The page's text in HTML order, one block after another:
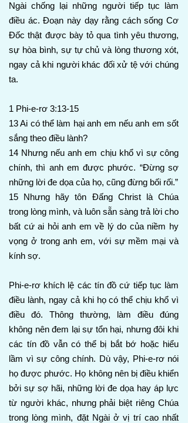
Ngài chống lại những người tiếp tục làm
điều ác. Đoạn này dạy rằng cách sống Cơ
Đốc thật được bày tỏ qua tình yêu thương,
sự hòa bình, sự tự chủ và lòng thương xót,
ngay cả khi người khác đối xử tệ với chúng
ta.
1 Phi-e-rơ 3:13-15
13 Ai có thể làm hại anh em nếu anh em sốt
sắng theo điều lành?
14 Nhưng nếu anh em chịu khổ vì sự công
chính, thì anh em được phước. “Đừng sợ
những lời đe dọa của họ, cũng đừng bối rối.”
15 Nhưng hãy tôn Đấng Christ là Chúa
trong lòng mình, và luôn sẵn sàng trả lời cho
bất cứ ai hỏi anh em về lý do của niềm hy
vọng ở trong anh em, với sự mềm mại và
kính sợ.
Phi-e-rơ khích lệ các tín đồ cứ tiếp tục làm
điều lành, ngay cả khi họ có thể chịu khổ vì
điều đó. Thông thường, làm điều đúng
không nên đem lại sự tổn hại, nhưng đôi khi
các tín đồ vẫn có thể bị bắt bớ hoặc hiểu
lầm vì sự công chính. Dù vậy, Phi-e-rơ nói
họ được phước. Họ không nên bị điều khiển
bởi sự sợ hãi, những lời đe dọa hay áp lực
từ người khác, nhưng phải biệt riêng Chúa
trong lòng mình, đặt Ngài ở vị trí cao nhất